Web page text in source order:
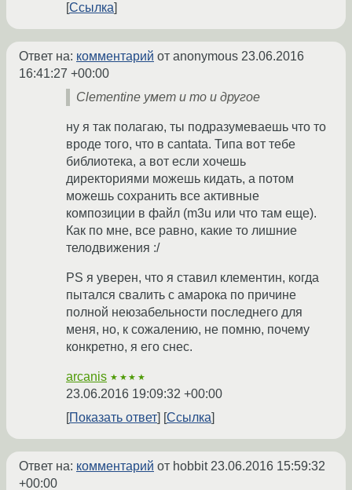
Ссылка
Ответ на: комментарий от anonymous 23.06.2016
16:41:27 +00:00
Clementine умет и то и другое
ну я так полагаю, ты подразумеваешь что то
вроде того, что в cantata. Типа вот тебе
библиотека, а вот если хочешь
директориями можешь кидать, а потом
можешь сохранить все активные
композиции в файл (m3u или что там еще).
Как по мне, все равно, какие то лишние
телодвижения :/
PS я уверен, что я ставил клементин, когда
пытался свалить с амарока по причине
полной неюзабельности последнего для
меня, но, к сожалению, не помню, почему
конкретно, я его снес.
arcanis ★★★★
23.06.2016 19:09:32 +00:00
Показать ответ
Ссылка
Ответ на: комментарий от hobbit23.06.2016 15:59:32
+00:00